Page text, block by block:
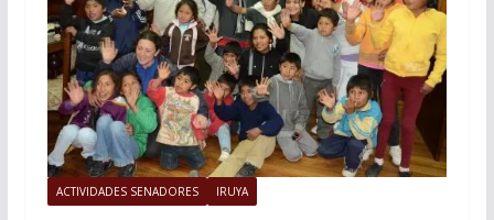
ACTIVIDADES SENADORES IRUYA